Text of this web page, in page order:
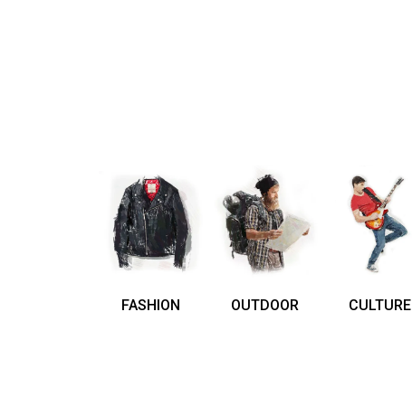
FASHION OUTDOOR CULTURE